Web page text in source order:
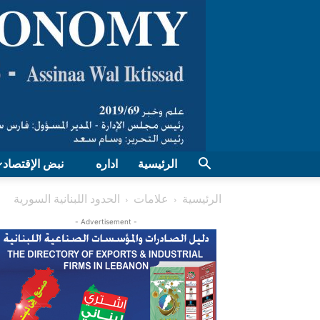
نبض الإقتصاد اداره الرئيسية
الرئيسية علامات الحدود اللبنانية السورية
- Advertisement -